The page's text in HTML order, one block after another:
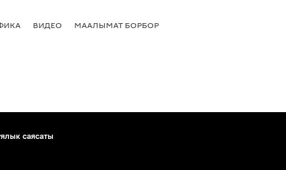
ВИДЕО МААЛЫМАТ БОРБОР
саясаты